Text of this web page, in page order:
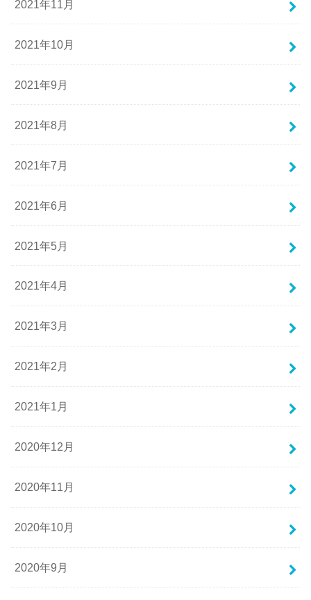
2021年11月
2021年10月
2021年9月
2021年8月
2021年7月
2021年6月
2021年5月
2021年4月
2021年3月
2021年2月
2021年1月
2020年12月
2020年11月
2020年10月
2020年9月